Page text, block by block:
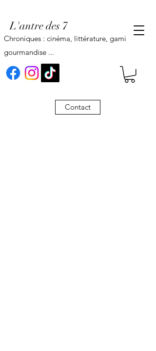
L'antre des 7
Contact
Chroniques : cinéma, littérature, gaming,
gourmandise ...